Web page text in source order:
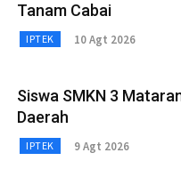
Tanam Cabai
IPTEK 10 Agt 2026
Siswa SMKN 3
Daerah
IPTEK 9 Agt 2026